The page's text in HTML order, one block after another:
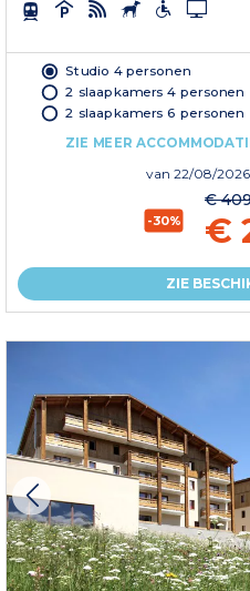
Studio 4 personen
2 slaapkamers 4 personen
2 slaapkamers 6 personen
ZIE MEER
van 22/08/2026
-30%
€
€
ZIE